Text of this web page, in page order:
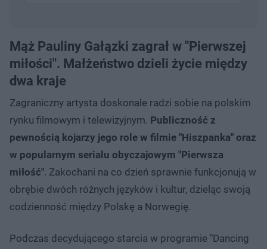
Mąż Pauliny Gałązki zagrał w "Pierwszej
miłości". Małżeństwo dzieli życie między
dwa kraje
Zagraniczny artysta doskonale radzi sobie na polskim
rynku filmowym i telewizyjnym. Publiczność z
pewnością kojarzy jego role w filmie "Hiszpanka" oraz
w popularnym serialu obyczajowym "Pierwsza
miłość". Zakochani na co dzień sprawnie funkcjonują w
obrębie dwóch różnych języków i kultur, dzieląc swoją
codzienność między Polskę a Norwegię.
Podczas decydującego starcia w programie "Dancing